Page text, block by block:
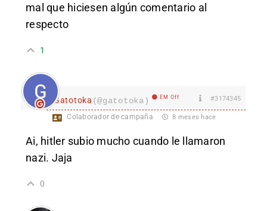
mal que hiciesen algún comentario al
respecto
1
Gatotoka (@gatotoka) EM Off #3174345
Colaborador de campaña 8 meses hace
Ai, hitler subio mucho cuando le llamaron
nazi. Jaja
0